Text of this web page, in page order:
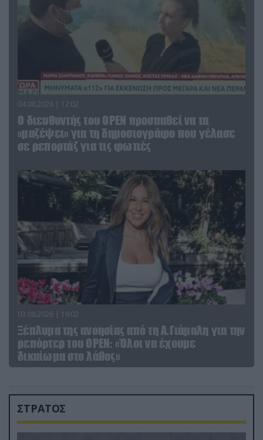
04.08.2026 | 12:02
O διευθυντής του OPEN προσπαθεί να τα
«μαζέψει» για τη δημοσιογράφο που γέλασε
σε ρεπορτάζ για τις φωτιές
03.08.2026 | 19:02
Ξέπλυμα της ανοησίας από τη Α.Γιάμαλη για την
ρεπόρτερ του ΟΡΕΝ: «Όλοι να έχουμε
δικαίωμα στο λάθος»
ΣΤΡΑΤΟΣ